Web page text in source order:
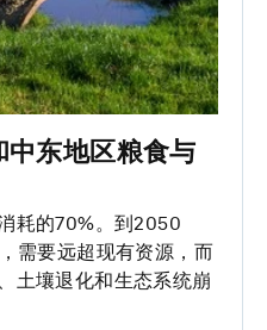
东地区粮食与
耗的70%。到2050
需要远超现有资源，而
土壤退化和生态系统崩